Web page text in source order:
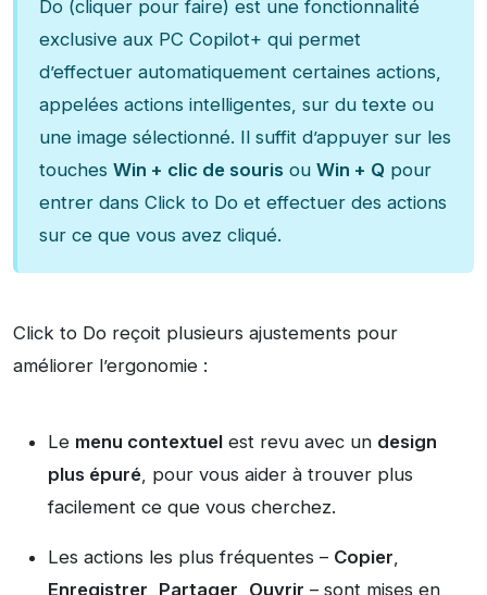
Do (cliquer pour faire) est une fonctionnalité
exclusive aux PC Copilot+ qui permet
d’effectuer automatiquement certaines actions,
appelées actions intelligentes, sur du texte ou
une image sélectionné. Il suffit d’appuyer sur les
touches Win + clic de souris ou Win + Q pour
entrer dans Click to Do et effectuer des actions
sur ce que vous avez cliqué.
Click to Do reçoit plusieurs ajustements pour
améliorer l’ergonomie :
Le menu contextuel est revu avec un design
plus épuré, pour vous aider à trouver plus
facilement ce que vous cherchez.
Les actions les plus fréquentes – Copier,
Enregistrer Partager Ouvrir – sont mises en